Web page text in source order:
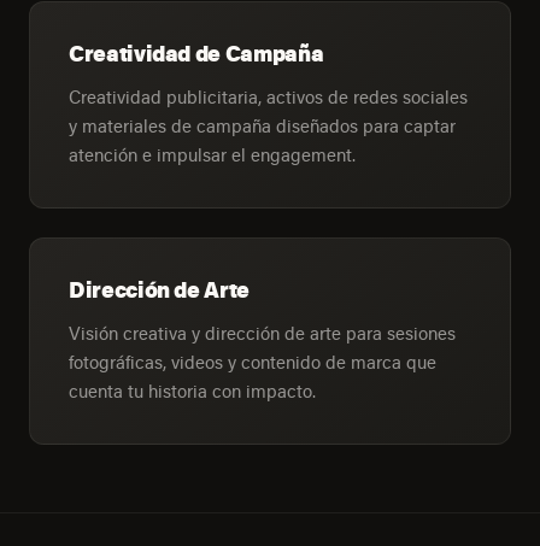
Creatividad de Campaña
Creatividad publicitaria, activos de redes sociales
y materiales de campaña diseñados para captar
atención e impulsar el engagement.
Dirección de Arte
Visión creativa y dirección de arte para sesiones
fotográficas, videos y contenido de marca que
cuenta tu historia con impacto.